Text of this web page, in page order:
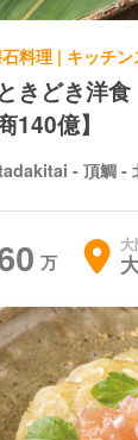
きどき洋
140億】
- 頂鯛 -